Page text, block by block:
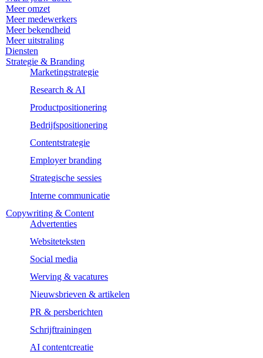
Meer omzet
Meer medewerkers
Meer bekendheid
Meer uitstraling
Diensten
Strategie & Branding
Marketingstrategie
Research & AI
Productpositionering
Bedrijfspositionering
Contentstrategie
Employer branding
Strategische sessies
Interne communicatie
Copywriting & Content
Advertenties
Websiteteksten
Social media
Werving & vacatures
Nieuwsbrieven & artikelen
PR & persberichten
Schrijftrainingen
AI contentcreatie